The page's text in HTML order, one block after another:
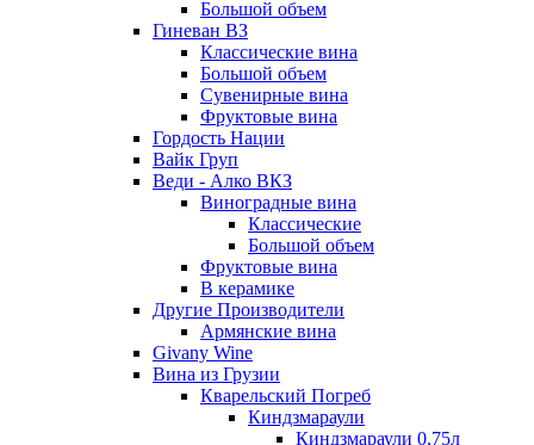
Большой объем
Гиневан ВЗ
Классические вина
Большой объем
Сувенирные вина
Фруктовые вина
Гордость Нации
Вайк Груп
Веди - Алко ВКЗ
Виноградные вина
Классические
Большой объем
Фруктовые вина
В керамике
Другие Производители
Армянские вина
Givany Wine
Вина из Грузии
Кварельский Погреб
Киндзмараули
Киндзмараули 0,75л